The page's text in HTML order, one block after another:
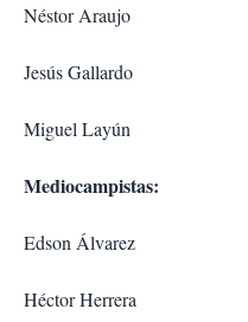
Néstor Araujo
Jesús Gallardo
Miguel Layún
Mediocampistas:
Edson Álvarez
Héctor Herrera